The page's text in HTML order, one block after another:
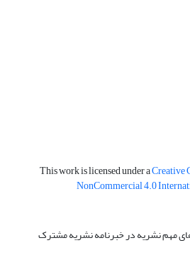
This work is licensed under a
NonCommercial 4.0
های مهم نشریه در خبرنامه نشریه مشترک